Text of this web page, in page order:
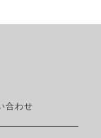
合わせ